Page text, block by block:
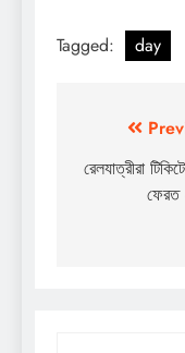
Tagged: day
রেলযাত্রীরা
ফেরত